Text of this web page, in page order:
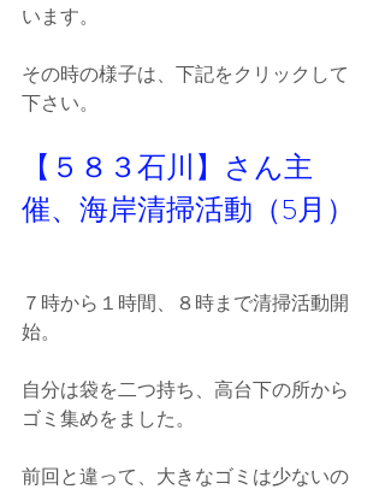
います。
その時の様子は、下記をクリックして
下さい。
【５８３石川】さん主
催、海岸清掃活動（5月）
７時から１時間、８時まで清掃活動開
始。
自分は袋を二つ持ち、高台下の所から
ゴミ集めをました。
前回と違って、大きなゴミは少ないの